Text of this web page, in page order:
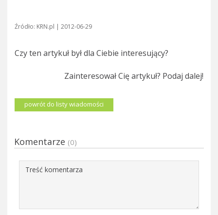
Źródło: KRN.pl | 2012-06-29
Czy ten artykuł był dla Ciebie interesujący?
Zainteresował Cię artykuł? Podaj dalej!
powrót do listy wiadomości
Komentarze (0)